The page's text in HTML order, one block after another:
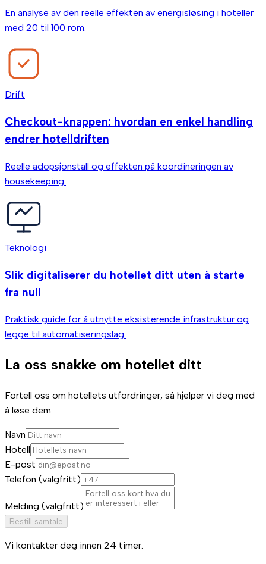
En analyse av den reelle effekten av energisløsing i hoteller
med 20 til 100 rom.
Drift
Checkout-knappen: hvordan en enkel handling
endrer hotelldriften
Reelle adopsjonstall og effekten på koordineringen av
housekeeping.
Teknologi
Slik digitaliserer du hotellet ditt uten å starte
fra null
Praktisk guide for å utnytte eksisterende infrastruktur og
legge til automatiseringslag.
La oss snakke om hotellet ditt
Fortell oss om hotellets utfordringer, så hjelper vi deg med
å løse dem.
Navn
Hotell
E-post
Telefon (valgfritt)
Melding (valgfritt)
Bestill samtale
Vi kontakter deg innen 24 timer.